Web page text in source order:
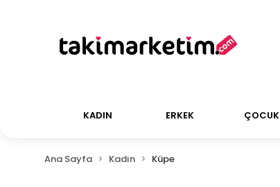
KADIN ERKEK ÇOCUK
Ana Sayfa Kadın Küpe